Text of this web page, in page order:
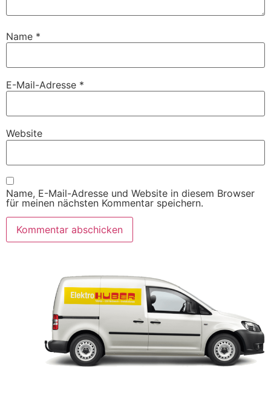
Name *
E-Mail-Adresse *
Website
Name, E-Mail-Adresse und Website in diesem Browser
für meinen nächsten Kommentar speichern.